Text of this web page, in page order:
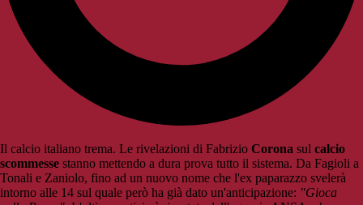
Il calcio italiano trema. Le rivelazioni di Fabrizio Corona sul calcio
scommesse stanno mettendo a dura prova tutto il sistema. Da Fagioli a
Tonali e Zaniolo, fino ad un nuovo nome che l'ex paparazzo svelerà
intorno alle 14 sul quale però ha già dato un'anticipazione: "Gioca